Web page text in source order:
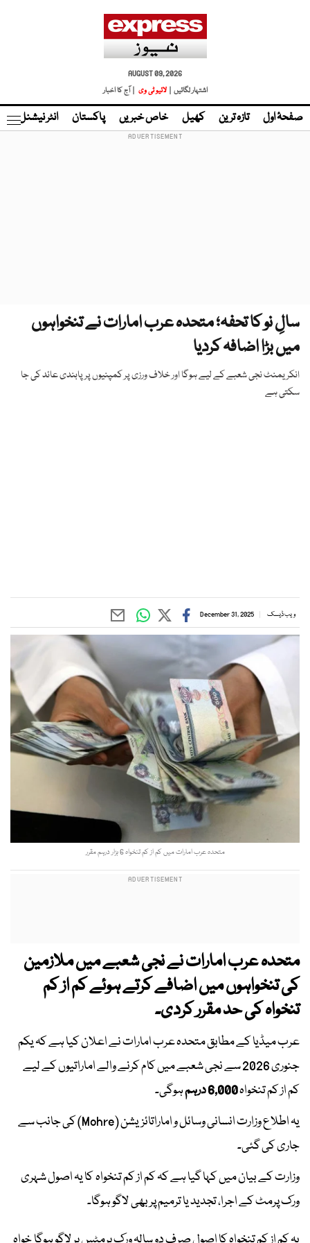
AUGUST 09, 2026
اشتہار لگائیں |
لائیو ٹی وی | آج کا اخبار
صفحۂ اول تازہ ترین کھیل خاص خبریں پاکستان انٹر نیشنل
سالِ نو کا تحفہ؛ متحدہ عرب امارات نے تنخواہوں
میں بڑا اضافہ کردیا
انکریمنٹ نجی شعبے کے لیے ہوگا اور خلاف ورزی پر کمپنیوں پر پابندی عائد کی جا
سکتی ہے
ویب ڈیسک December 31, 2025
متحدہ عرب امارات میں کم از کم تنخواہ 6 ہزار درہم مقرر
متحدہ عرب امارات نے نجی شعبے میں ملازمین
کی تنخواہوں میں اضافے کرتے ہوئے کم از کم
تنخواہ کی حد مقرر کردی۔
عرب میڈیا کے مطابق متحدہ عرب امارات نے اعلان کیا ہے کہ یکم
جنوری 2026 سے نجی شعبے میں کام کرنے والے اماراتیوں کے لیے
کم از کم تنخواہ6,000 درہم
ہوگی۔
یہ اطلاع وزارت انسانی وسائل و اماراتائزیشن (Mohre) کی جانب سے
جاری کی گئی۔
وزارت کے بیان میں کہا گیا ہے کہ کم از کم تنخواہ کا یہ اصول شہری
ورک پرمٹ کے اجرا، تجدید یا ترمیم پر بھی لاگو ہوگا۔